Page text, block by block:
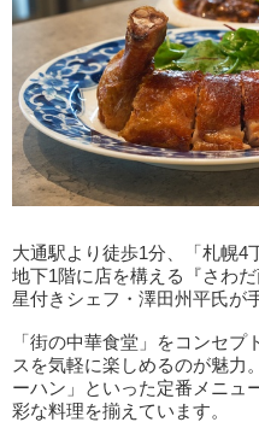
大通駅より徒歩1分、「札幌4
地下1階に店を構える『さわ
星付きシェフ・澤田州平氏が
「街の中華食堂」をコンセ
スを気軽に楽しめるのが魅力
ーハン」といった定番メニュ
彩な料理を揃えています。